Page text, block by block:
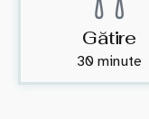
Gătire
30 minute